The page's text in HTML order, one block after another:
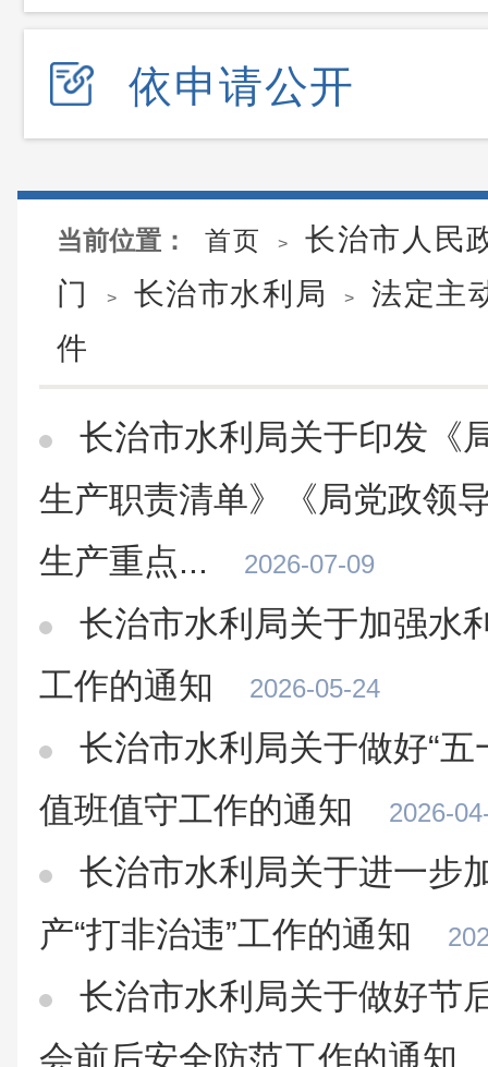
依申请公开
当前位置： 首页 >
长治市人民
门
> 长治市水利局 >
法定主
件
长治市水利局关于印发《
生产职责清单》《局党政领
生产重点...
2026-07-09
长治市水利局关于加强水
工作的通知
2026-05-24
长治市水利局关于做好“五
值班值守工作的通知
2026-
长治市水利局关于进一步
产“打非治违”工作的通知
长治市水利局关于做好节
会前后安全防范工作的通知